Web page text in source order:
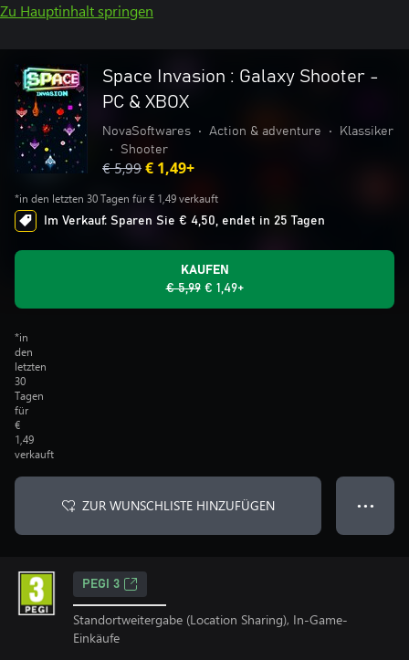
Zu Hauptinhalt springen
Space Invasion : Galaxy Shooter -
PC & XBOX
NovaSoftwares • Action & adventure •
Klassiker
•
Shooter
€ 5,99€ 1,49+
*in den letzten 30 Tagen für € 1,49 verkauft
Im Verkauf: Sparen Sie € 4,50, endet in 25 Tagen
KAUFEN
€ 5,99 € 1,49+
*in
den
letzten
30
Tagen
für
€
1,49
verkauft
ZUR WUNSCHLISTE HINZUFÜGEN ● ● ●
PEGI 3
Standortweitergabe (Location Sharing), In-Game-
Einkäufe